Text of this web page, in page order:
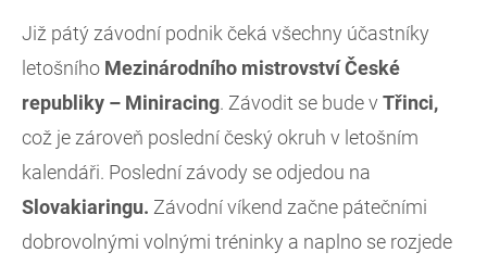
Již pátý závodní podnik čeká všechny účastníky
letošního Mezinárodního mistrovství České
republiky – Miniracing. Závodit se bude v Třinci,
což je zároveň poslední český okruh v letošním
kalendáři. Poslední závody se odjedou na
Slovakiaringu. Závodní víkend začne pátečními
dobrovolnými volnými tréninky a naplno se rozjede